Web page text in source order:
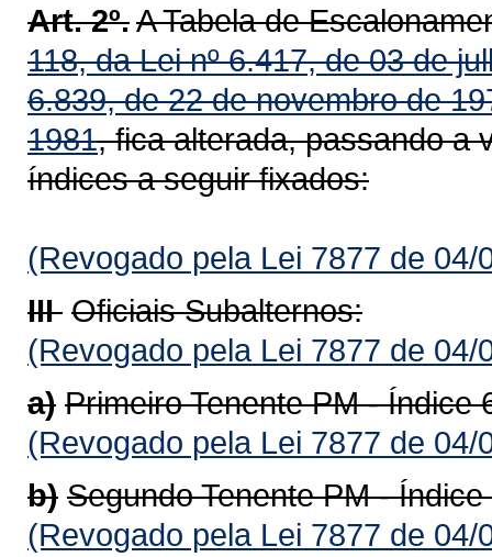
Art. 2º.A Tabela de
118, da Lei nº 6.417, de 03 de
6.839, de 22 de novembro de
1981, fica alterada, passando a
índices a seguir fixados:
(Revogado pela Lei 7877 de 04/
III  Oficiais Subalternos:
(Revogado pela Lei 7877 de 04/
a) Primeiro Tenente PM - Índice
(Revogado pela Lei 7877 de 04/
b) Segundo Tenente PM - Índice
(Revogado pela Lei 7877 de 04/